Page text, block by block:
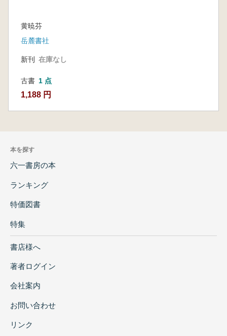
黄暁芬
岳麓書社
新刊 在庫なし
古書 1 点
1,188 円
本を探す
六一書房の本
ランキング
特価図書
特集
書店様へ
著者ログイン
会社案内
お問い合わせ
リンク